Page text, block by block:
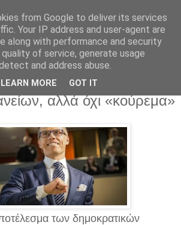
2015
επιμήκυνση των
αλλά όχι «κούρεμα»
των δημοκρατικών
from Google to deliver its services
Your IP address and user-agent are
along with performance and security
of service, generate usage
and address abuse.
LEARN MORE GOT IT